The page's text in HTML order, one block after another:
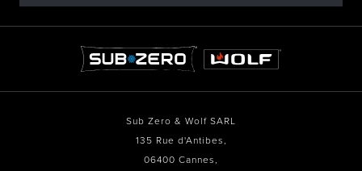
Sub Zero & Wolf SARL
135 Rue d'Antibes,
06400 Cannes,